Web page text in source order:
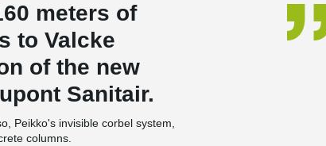
meters of
to Valcke
of the new
Sanitair.
Peikko's invisible corbel system,
columns.